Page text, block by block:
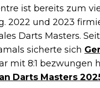
ist bereits zum
2022 und 2023
Darts Masters.
sicherte sich
mit 8:1 bezwungen
Darts Masters